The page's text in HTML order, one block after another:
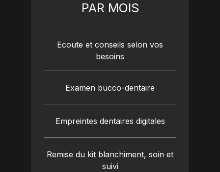
PAR MOIS
Ecoute et conseils selon vos
besoins
Examen bucco-dentaire
Empreintes dentaires digitales
Remise du kit blanchiment, soin et
suivi